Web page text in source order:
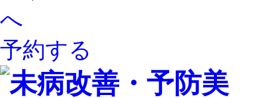
予約する